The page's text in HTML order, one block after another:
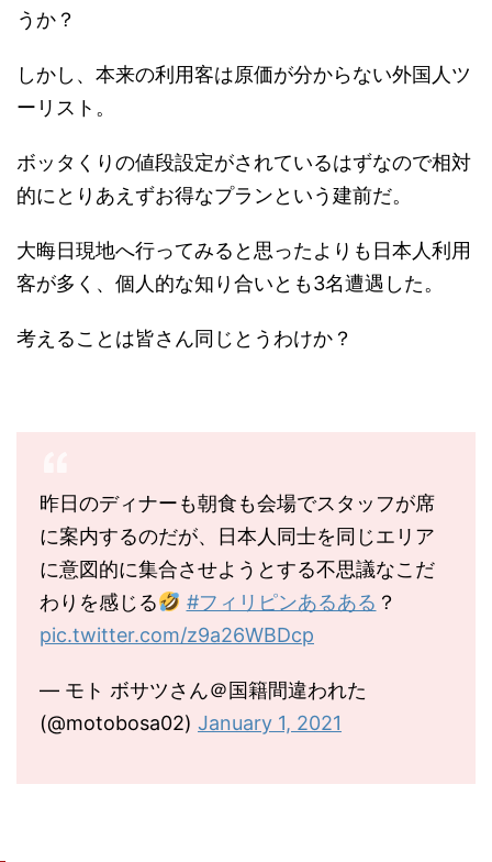
うか？
しかし、本来の利用客は原価が分からない外国人ツ
ーリスト。
ボッタくりの値段設定がされているはずなので相対
的にとりあえずお得なプランという建前だ。
大晦日現地へ行ってみると思ったよりも日本人利用
客が多く、個人的な知り合いとも3名遭遇した。
考えることは皆さん同じとうわけか？
昨日のディナーも朝食も会場でスタッフが席
に案内するのだが、日本人同士を同じエリア
に意図的に集合させようとする不思議なこだ
わりを感じる
#フィリピンあるある ？
pic.twitter.com/z9a26WBDcp
— モト ボサツさん＠国籍間違われた
(@motobosa02) January 1, 2021